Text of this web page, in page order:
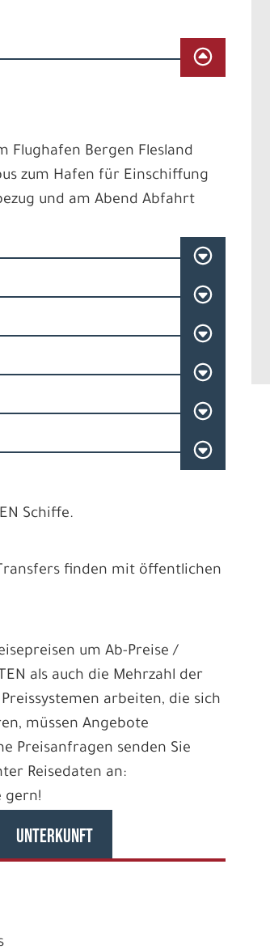
Flughafen Bergen Flesland
zum Hafen für Einschiffung
und am Abend Abfahrt
Schiffe.
finden mit öffentlichen
um Ab-Preise /
als auch die Mehrzahl der
arbeiten, die sich
müssen Angebote
Preisanfragen senden Sie
Reisedaten an:
gern!
UNTERKUNFT